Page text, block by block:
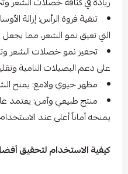
تنقية فروة الرأس: إزالة
التي تعيق نمو الشعر، مما
تحفيز نمو خصلات الشعر
على دعم البصيلات النامية
مظهر حيوي ولامع: يمنح
منتج طبيعي وآمن: يعتمد
يمنحه أماناً أعلى عند
كيفية الاستخدام لتحقيق